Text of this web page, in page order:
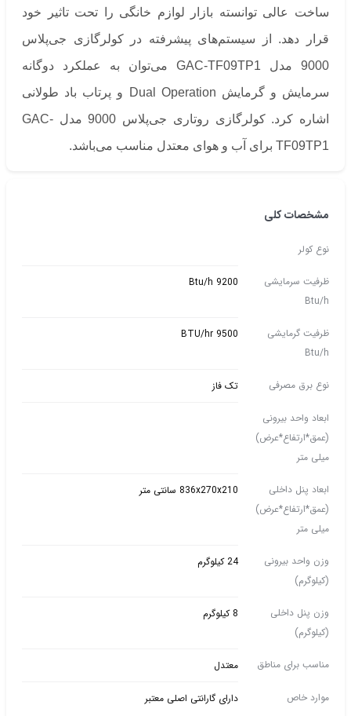
ساخت عالی توانسته بازار لوازم خانگی را تحت تاثیر خود
قرار دهد. از سیستم‌های پیشرفته در کولرگازی جی‌پلاس
9000 مدل GAC-TF09TP1 می‌توان به عملکرد دوگانه
سرمایش و گرمایش Dual Operation و پرتاب باد طولانی
اشاره کرد. کولرگازی روتاری جی‌پلاس 9000 مدل GAC-
TF09TP1 برای آب و هوای معتدل مناسب می‌باشد.
مشخصات کلی
نوع کولر
ظرفیت سرمایشی
Btu/h
Btu/h 9200
ظرفیت گرمایشی
Btu/h
9500 BTU/hr
نوع برق مصرفی تک فاز
ابعاد واحد بیرونی
(عمق*ارتفاع*عرض)
میلی متر
ابعاد پنل داخلی
(عمق*ارتفاع*عرض)
میلی متر
836x270x210 سانتی متر
وزن واحد بیرونی
(کیلوگرم)
24 کیلوگرم
وزن پنل داخلی
(کیلوگرم)
8 کیلوگرم
مناسب برای مناطق معتدل
موارد خاص دارای گارانتی اصلی معتبر